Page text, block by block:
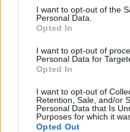
consent section.
I want to opt-out of the
Personal Data.
Opted In
I want to opt-out of
Personal Data for
Opted In
I want to opt-out of
Retention, Sale, and/or
Personal Data that Is
Purposes for which it
Opted Out
Ευρωπαϊκό Κορασίδων:
Άνετη νίκη της Ελλάδας
στην πρεμιέρα, 78-36 την
Ιρλανδία